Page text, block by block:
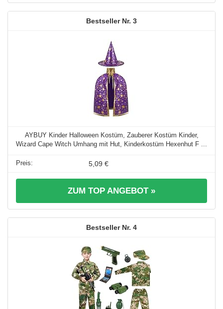
3
AYBUY Kinder Halloween Kostüm, Zauberer Kostüm Kinder,
Wizard Cape Witch Umhang mit Hut, Kinderkostüm Hexenhut F ...
5,09 €
ZUM TOP ANGEBOT »
4